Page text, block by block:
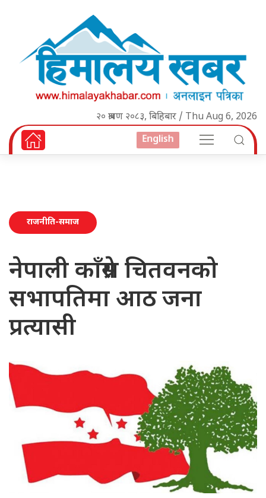
२० श्रावण २०८३, बिहिबार / Thu Aug 6, 2026
English
राजनीति-समाज
नेपाली काँग्रेस चितवनको
सभापतिमा आठ जना
प्रत्यासी